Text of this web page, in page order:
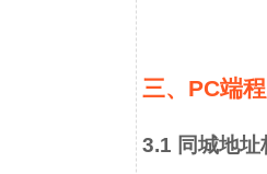
三、PC端
3.1 同城地址